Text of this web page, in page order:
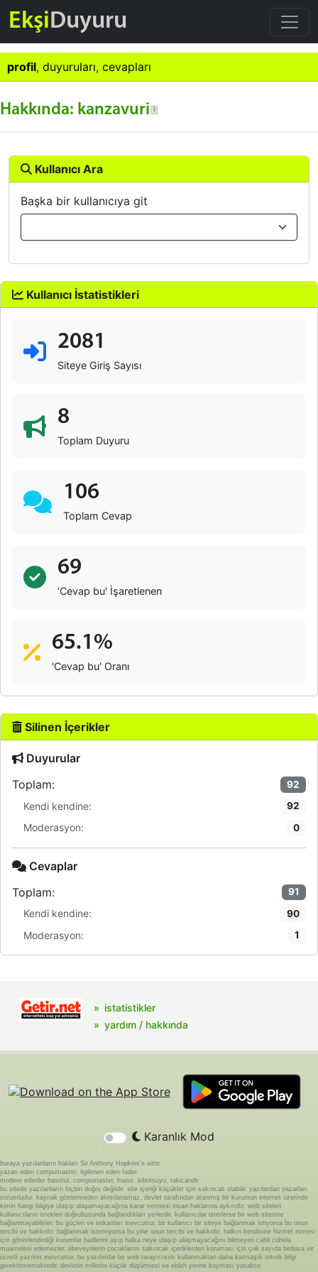
EkşiDuyuru
profil, duyuruları, cevapları
Hakkında: kanzavuri
Kullanıcı Ara
Başka bir kullanıcıya git
Kullanıcı İstatistikleri
2081
Siteye Giriş Sayısı
8
Toplam Duyuru
106
Toplam Cevap
69
'Cevap bu' İşaretlenen
65.1%
'Cevap bu' Oranı
Silinen İçerikler
Duyurular
Toplam:
92
Kendi kendine: 92
Moderasyon: 0
Cevaplar
Toplam:
91
Kendi kendine: 90
Moderasyon: 1
istatistikler
yardım / hakkında
Karanlık Mod
buraya yazılanların hakları Sir Anthony Hopkins'e aittir.
yazan eden compumaster, ilgilenen eden fader
modere edenler basond, compumaster, fraise, kibritsuyu, rakicandir
bu sitede yazılanların hiçbiri doğru değildir. site içeriği küçükler için sakıncalı olabilir. yazılardan yazarları
sorumludur. kaynak göstermeden alıntılanamaz. devlet tarafından atanmış bir kurumun internet üzerinde
kimin hangi bilgiye ulaşıp ulaşamayacağına karar vermesi insan haklarına aykırıdır. web siteleri
kullanıcıların istekleri doğrultusunda bağlandıkları yerlerdir. kullanıcılar isterlerse bir web sitesine
bağlanmayabilirler. bu güçleri ve imkanları mevcuttur. bir kullanıcı bir siteye bağlanmak istiyorsa bu onun
tercihi ve hakkıdır. bağlanmak istemiyorsa bu yine onun tercihi ve hakkıdır. halkın kendisine hizmet etmesi
için görevlendirdiği kurumlar hadlerini aşıp halka neye ulaşıp ulaşmayacağını bilmeyen cahil cühela
muamelesi edemezler. ebeveynlerin çocuklarını sakıncalı içeriklerden koruması için çok sayıda bedava ve
ücretli yazılım mevcuttur. bu yazılımlar bir web tarayıcısını kullanmaktan daha karmaşık teknik bilgi
gerektirmemektedir. devletin milletini küçük düşürmesi ve ebleh yerine koyması yasaktır.